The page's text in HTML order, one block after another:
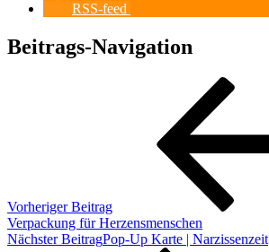
RSS-feed
Beitrags-Navigation
Vorheriger Beitrag
Verpackung für Herzensmenschen
Nächster BeitragPop-Up Karte | Narzissenzeit